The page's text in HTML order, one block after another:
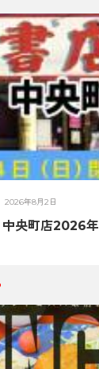
2026年8月2日
央町店2026年